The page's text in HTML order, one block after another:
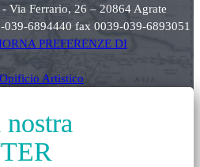
Via Ferrario, 26 – 20864 Agrate
6894440 fax 0039-039-6893051
PREFERENZE DI
Artistico